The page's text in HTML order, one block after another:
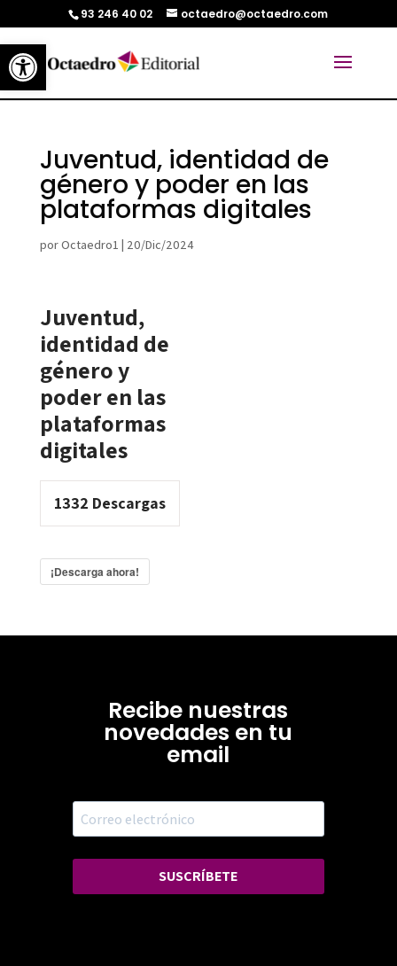
Abrir barra de herramientas
93 246 40 02 octaedro@octaedro.com
Juventud, identidad de
género y poder en las
plataformas digitales
porOctaedro1 | 20/Dic/2024
Juventud,
identidad de
género y
poder en las
plataformas
digitales
1332 Descargas
¡Descarga ahora!
Recibe nuestras
novedades en tu
email
SUSCRÍBETE